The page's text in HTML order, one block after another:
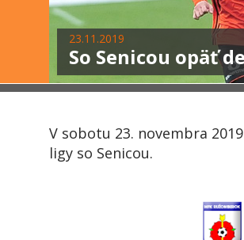
23.11.2019
So Senicou opäť
V sobotu 23. novembra
ligy so Senicou.